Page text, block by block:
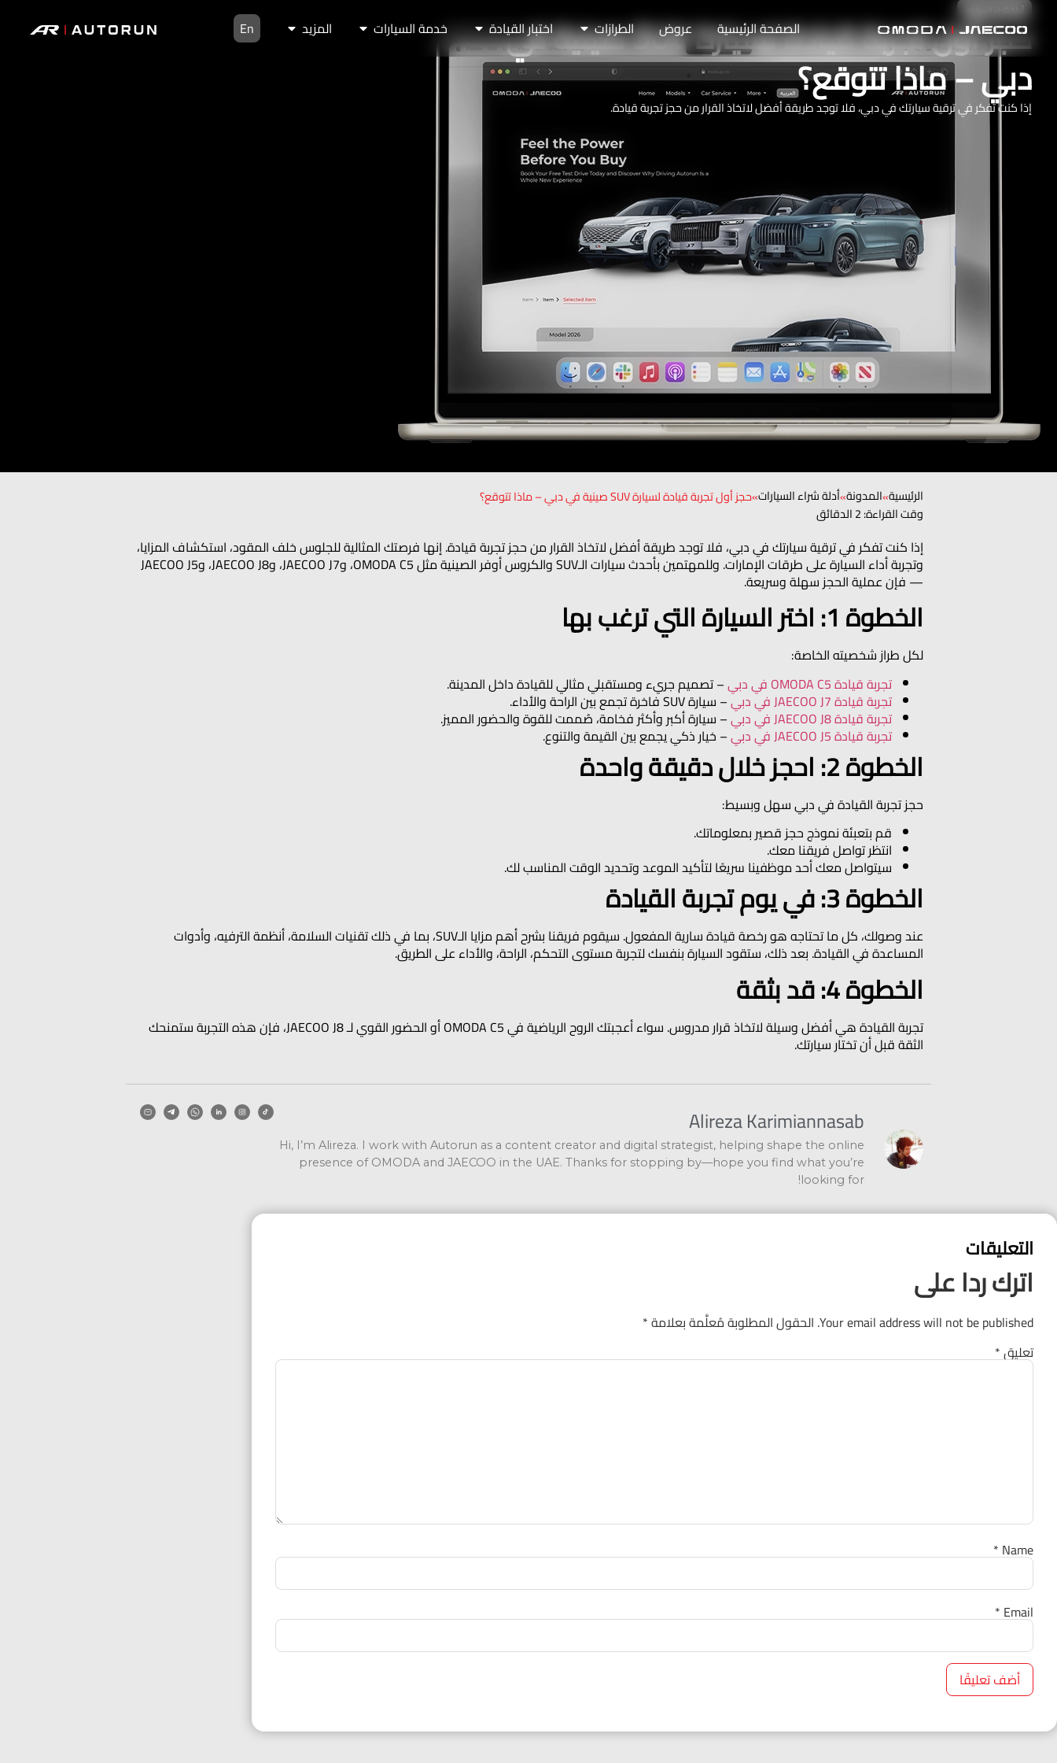
الصفحة الرئيسية عروض الطرازات اختبار القيادة خدمة السيارات المزيد En
أدلة شراء السيارات حجز أول تجربة قيادة لسيارة SUV صينية في
دبي – ماذا تتوقع؟
إذا كنت تفكر في ترقية سيارتك في دبي، فلا توجد طريقة أفضل لاتخاذ القرار من حجز تجربة قيادة.
الرئيسية»المدونة»أدلة شراء السيارات»حجز أول تجربة قيادة لسيارة SUV صينية في دبي – ماذا تتوقع؟
وقت القراءة: 2 الدقائق
إذا كنت تفكر في ترقية سيارتك في دبي، فلا توجد طريقة أفضل لاتخاذ القرار من حجز تجربة قيادة. إنها فرصتك المثالية للجلوس خلف المقود، استكشاف المزايا،
وتجربة أداء السيارة على طرقات الإمارات. وللمهتمين بأحدث سيارات الـSUV والكروس أوفر الصينية مثل OMODA C5، وJAECOO J7، وJAECOO J8، وJAECOO J5
— فإن عملية الحجز سهلة وسريعة.
الخطوة 1: اختر السيارة التي ترغب بها
لكل طراز شخصيته الخاصة:
تجربة قيادة OMODA C5 في دبي
– تصميم جريء ومستقبلي مثالي للقيادة داخل المدينة.
تجربة قيادة JAECOO J7 في دبي – سيارة SUV فاخرة تجمع بين الراحة والأداء.
تجربة قيادة JAECOO J8 في دبي – سيارة أكبر وأكثر فخامة، صُممت للقوة والحضور المميز.
تجربة قيادة JAECOO J5 في دبي – خيار ذكي يجمع بين القيمة والتنوع.
الخطوة 2: احجز خلال دقيقة واحدة
حجز تجربة القيادة في دبي سهل وبسيط:
قم بتعبئة نموذج حجز قصير بمعلوماتك.
انتظر تواصل فريقنا معك.
سيتواصل معك أحد موظفينا سريعًا لتأكيد الموعد وتحديد الوقت المناسب لك.
الخطوة 3: في يوم تجربة القيادة
عند وصولك، كل ما تحتاجه هو رخصة قيادة سارية المفعول. سيقوم فريقنا بشرح أهم مزايا الـSUV، بما في ذلك تقنيات السلامة، أنظمة الترفيه، وأدوات
المساعدة في القيادة. بعد ذلك، ستقود السيارة بنفسك لتجربة مستوى التحكم، الراحة، والأداء على الطريق.
الخطوة 4: قد بثقة
تجربة القيادة هي أفضل وسيلة لاتخاذ قرار مدروس. سواء أعجبتك الروح الرياضية في OMODA C5 أو الحضور القوي لـ JAECOO J8، فإن هذه التجربة ستمنحك
الثقة قبل أن تختار سيارتك.
Alireza Karimiannasab
Hi, I’m Alireza. I work with Autorun as a content creator and digital strategist, helping shape the online
presence of OMODA and JAECOO in the UAE. Thanks for stopping by—hope you find what you’re
looking for!
التعليقات
اترك ردا على
Your email address will not be published. الحقول المطلوبة مُعلَّمة بعلامة*
تعليق*
Name
*
Email
*